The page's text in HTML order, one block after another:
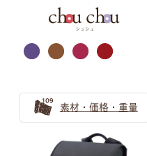
萬勇鞄
カラー
お子さまにとって
素材・価格・重量